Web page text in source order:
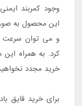
وجود کمربند
این محصول به
و می توان سرعت
کرد. به همراه این
خرید مجدد